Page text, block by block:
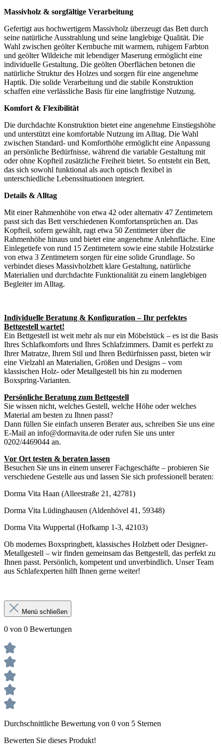
Massivholz & sorgfältige Verarbeitung
Gefertigt aus hochwertigem Massivholz überzeugt das Bett durch
seine natürliche Ausstrahlung und seine langlebige Qualität. Die
Wahl zwischen geölter Kernbuche mit warmem, ruhigem Farbton
und geölter Wildeiche mit lebendiger Maserung ermöglicht eine
individuelle Gestaltung. Die geölten Oberflächen betonen die
natürliche Struktur des Holzes und sorgen für eine angenehme
Haptik. Die solide Verarbeitung und die stabile Konstruktion
schaffen eine verlässliche Basis für eine langfristige Nutzung.
Komfort & Flexibilität
Die durchdachte Konstruktion bietet eine angenehme Einstiegshöhe
und unterstützt eine komfortable Nutzung im Alltag. Die Wahl
zwischen Standard- und Komforthöhe ermöglicht eine Anpassung
an persönliche Bedürfnisse, während die variable Gestaltung mit
oder ohne Kopfteil zusätzliche Freiheit bietet. So entsteht ein Bett,
das sich sowohl funktional als auch optisch flexibel in
unterschiedliche Lebenssituationen integriert.
Details & Alltag
Mit einer Rahmenhöhe von etwa 42 oder alternativ 47 Zentimetern
passt sich das Bett verschiedenen Komfortansprüchen an. Das
Kopfteil, sofern gewählt, ragt etwa 50 Zentimeter über die
Rahmenhöhe hinaus und bietet eine angenehme Anlehnfläche. Eine
Einlegetiefe von rund 15 Zentimetern sowie eine stabile Holzstärke
von etwa 3 Zentimetern sorgen für eine solide Grundlage. So
verbindet dieses Massivholzbett klare Gestaltung, natürliche
Materialien und durchdachte Funktionalität zu einem langlebigen
Begleiter im Alltag.
Individuelle Beratung & Konfiguration – Ihr perfektes
Bettgestell wartet!
Ein Bettgestell ist weit mehr als nur ein Möbelstück – es ist die Basis
Ihres Schlafkomforts und Ihres Schlafzimmers. Damit es perfekt zu
Ihrer Matratze, Ihrem Stil und Ihren Bedürfnissen passt, bieten wir
eine Vielzahl an Materialien, Größen und Designs – vom
klassischen Holz- oder Metallgestell bis hin zu modernen
Boxspring-Varianten.
Persönliche Beratung zum Bettgestell
Sie wissen nicht, welches Gestell, welche Höhe oder welches
Material am besten zu Ihnen passt?
Dann füllen Sie einfach unseren Berater aus, schreiben Sie uns eine
E-Mail an info@dormavita.de oder rufen Sie uns unter
0202/4469044 an.
Vor Ort testen & beraten lassen
Besuchen Sie uns in einem unserer Fachgeschäfte – probieren Sie
verschiedene Gestelle aus und lassen Sie sich professionell beraten:
Dorma Vita Haan (Alleestraße 21, 42781)
Dorma Vita Lüdinghausen (Aldenhövel 41, 59348)
Dorma Vita Wuppertal (Hofkamp 1-3, 42103)
Ob modernes Boxspringbett, klassisches Holzbett oder Designer-
Metallgestell – wir finden gemeinsam das Bettgestell, das perfekt zu
Ihnen passt. Persönlich, kompetent und unverbindlich. Unser Team
aus Schlafexperten hilft Ihnen gerne weiter!
Menü schließen
0 von 0 Bewertungen
Durchschnittliche Bewertung von 0 von 5 Sternen
Bewerten Sie dieses Produkt!